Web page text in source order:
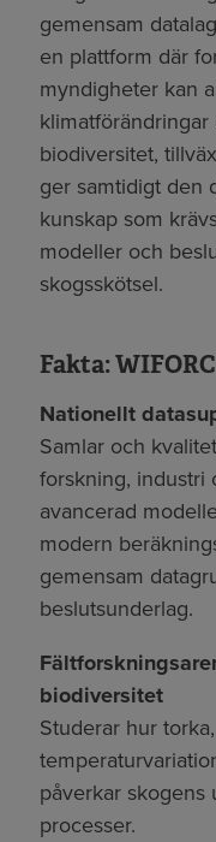
gemensam
en plattform där
myndigheter kan
biodiversitet,
ger samtidigt den
kunskap som
modeller och
skogsskötsel.
Fakta:
Nationellt
Samlar och
forskning, industri
avancerad
modern
gemensam
beslutsunderlag.
biodiversitet
Studerar hur
påverkar
processer.